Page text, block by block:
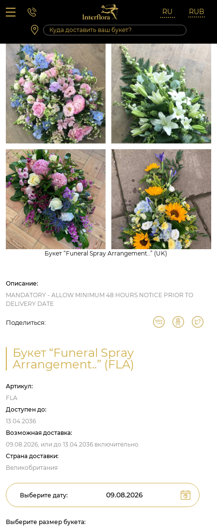
Вопросы-ответы
Сб 10:00 ‐ 14:00
Выходные и праздничные дни
Букет “Funeral Spray Arrangement..” (UK)
Описание:
MANDATORY - ALLOW MINIMUM 48 HOURS NOTICE PRIOR TO
DELIVERY DATE
Поделиться:
Букет “Funeral Spray
Arrangement..” (FLA)
Артикул:
FLA
Доступен до:
13.04.2036
Возможная доставка:
09.08.2026, или до 13.04.2036 включительно
Страна доставки:
Великобритания
Выберите дату:
Выберите размер букета: